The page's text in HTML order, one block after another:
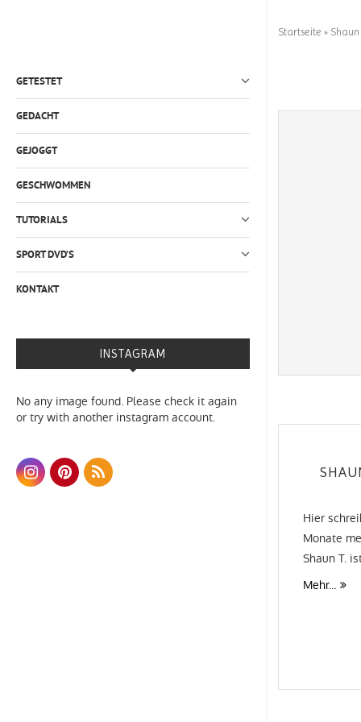
GETESTET
GEDACHT
GEJOGGT
GESCHWOMMEN
TUTORIALS
SPORT DVD’S
KONTAKT
INSTAGRAM
No any image found. Please check it again
or try with another instagram account.
Startseite » Shaun
Hier
Monate
Shaun T.
Mehr...